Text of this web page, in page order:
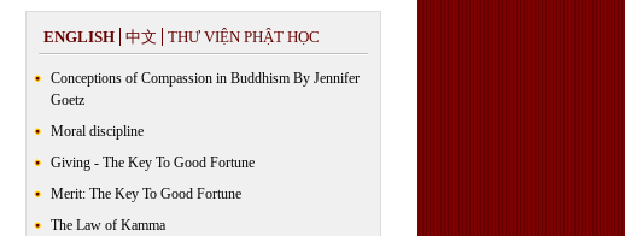
ENGLISH 中文 THƯ VIỆN PHẬT HỌC
Conceptions of Compassion in Buddhism By Jennifer
Goetz
Moral discipline
Giving - The Key To Good Fortune
Merit: The Key To Good Fortune
The Law of Kamma